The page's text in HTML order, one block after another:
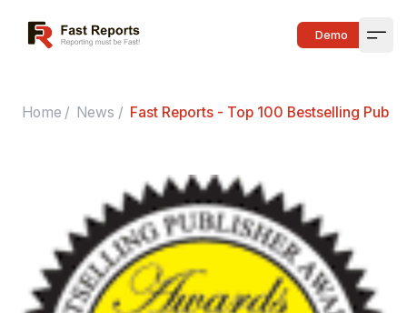
Fast Reports Demo
Home / News / Fast Reports - Top 100 Bestselling